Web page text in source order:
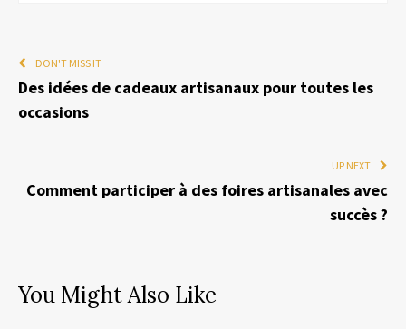
DON'T MISS IT
Des idées de cadeaux artisanaux pour toutes les
occasions
UP NEXT
Comment participer à des foires artisanales avec
succès ?
You Might Also Like